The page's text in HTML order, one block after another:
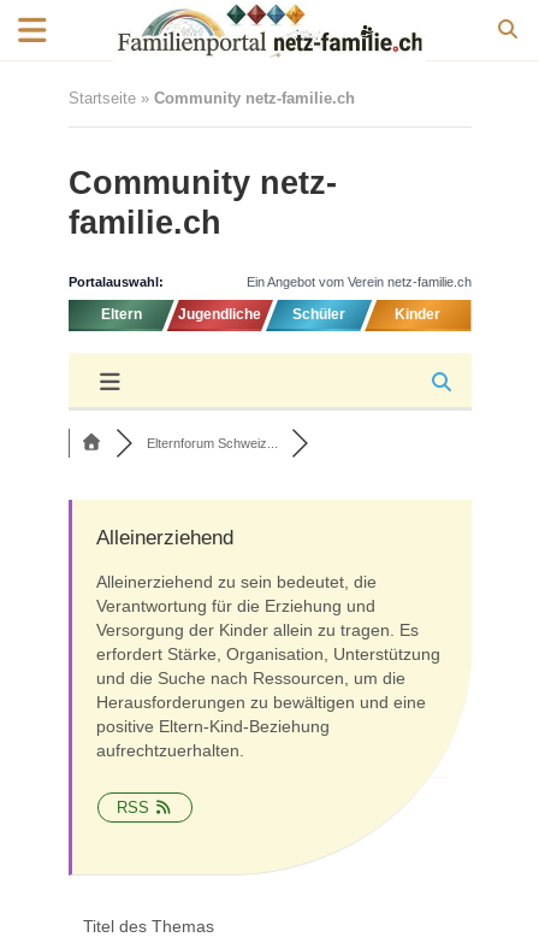
Startseite» Community netz-familie.ch
Community netz-
familie.ch
Portalauswahl: Ein Angebot vom Verein netz-familie.ch
Eltern Jugendliche Schüler Kinder
Elternforum Schweiz...
Alleinerziehend
Alleinerziehend zu sein bedeutet, die
Verantwortung für die Erziehung und
Versorgung der Kinder allein zu tragen. Es
erfordert Stärke, Organisation, Unterstützung
und die Suche nach Ressourcen, um die
Herausforderungen zu bewältigen und eine
positive Eltern-Kind-Beziehung
aufrechtzuerhalten.
RSS
Titel des Themas